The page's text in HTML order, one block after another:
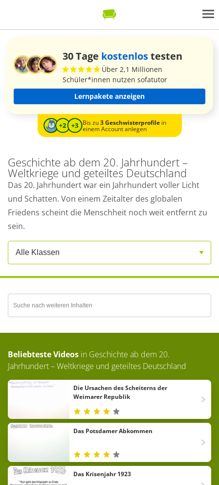
30 Tage kostenlostesten
Über 2,1 Millionen
Schüler*innen nutzen sofatutor
Lernpakete anzeigen
Bis zu3 Geschwisterprofilein
einem Account anlegen
Geschichte ab dem 20. Jahrhundert –
Weltkriege und geteiltes Deutschland
Das 20. Jahrhundert war ein Jahrhundert voller Licht
und Schatten. Von einem Zeitalter des globalen
Friedens scheint die Menschheit noch weit entfernt zu
sein.
Alle Klassen
Beliebteste Videos in Geschichte ab dem 20.
Jahrhundert – Weltkriege und geteiltes Deutschland
Die Ursachen des Scheiterns der
Weimarer Republik
Das Potsdamer Abkommen
Das Krisenjahr 1923